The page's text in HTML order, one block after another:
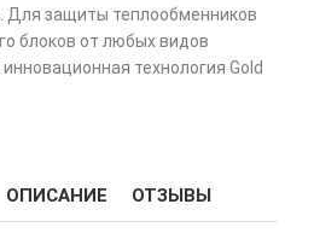
Для защиты теплообменников
блоков от любых видов
технология Gold
ОПИСАНИЕ ОТЗЫВЫ